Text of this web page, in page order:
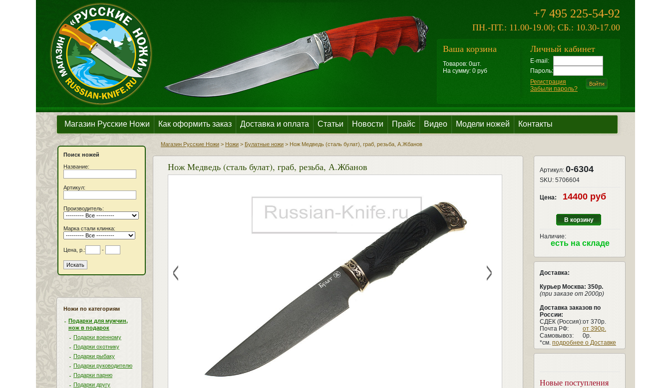
+7 495 225-54-92
ПН.-ПТ.: 11.00-19.00; СБ.: 10.30-17.00
Ваша корзина
Товаров: 0шт.
На сумму: 0 руб
Личный кабинет
E-mail:
Пароль:
Регистрация
Забыли пароль?
Магазин Русские Ножи Как оформить заказ Доставка и оплата Статьи Новости Прайс Видео Модели ножей Контакты
Поиск ножей
Название:
Артикул:
Производитель:
Марка стали клинка:
Цена, р.: -
Ножи по категориям
Подарки для мужчин,
нож в подарок
Подарки военному
Подарки охотнику
Подарки рыбаку
Подарки руководителю
Подарки парню
Подарки другу
Магазин Русские Ножи > Ножи > Булатные ножи > Нож Медведь (сталь булат), граб, резьба, А.Жбанов
Нож Медведь (сталь булат), граб, резьба, А.Жбанов
< >
Артикул: 0-6304
SKU: 5706604
Цена: 14400 руб
В корзину
Наличие:
есть на складе
Доставка:
Курьер Москва: 350р.
(при заказе от 2000р)
Доставка заказов по
России:
СДЕК (Россия):от 370р.
Почта РФ:
от 390р.
Самовывоз:
0р.
*см. подробнее о Доставке
Новые поступления